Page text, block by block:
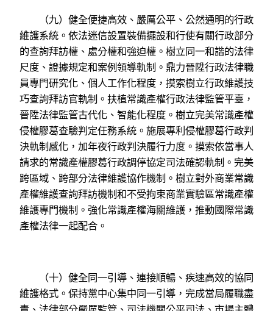
（九）健全便捷高效、嚴厲公平、公然通明的行政
維護系統。依法迷信設置裝備擺設和行使有關行政部分
的查詢拜訪權、處分權和強迫權。樹立同一和諧的法律
尺度、證據規定和案例領導軌制。鼎力晉陞行政法律職
員專門研究化、個人工作化程度，摸索樹立行政維護技
巧查詢拜訪官軌制。扶植常識產權行政法律監管平臺，
晉陞法律監管古代化、智能化程度。樹立完美常識產權
侵權膠葛查驗判定任務系統。施展專利侵權膠葛行政判
決軌制感化，加年夜行政判決履行力度。摸索依當事人
請求的常識產權膠葛行政調停協定司法確認軌制。完美
跨區域、跨部分法律維護協作機制。樹立對外商業常識
產權維護查詢拜訪機制和不受拘束商業實驗區常識產權
維護專門機制。強化常識產權海關維護，推動國際常識
產權法律一起配合。
（十）健全同一引導、連接順暢、疾速高效的協同
維護格式。保持黨中心集中同一引導，完成當局履職盡